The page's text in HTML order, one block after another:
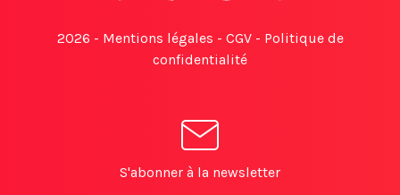
2026 - Mentions légales - CGV- Politique de
confidentialité
S'abonner à la newsletter